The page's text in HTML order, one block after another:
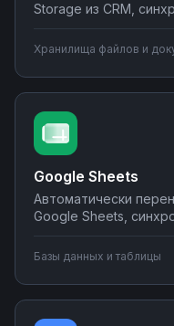
Storage из CRM,
уведомления о
Создавайте
программирования
Хранилища файлов и
Google Sheets
Автоматически
Google Sheets,
почте или в
простых сценариев
аналитики.
Базы данных и таблицы